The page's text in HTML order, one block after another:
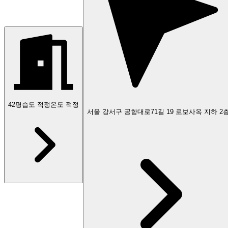
42평 습도 적정 온도 적정
서울 강서구 공항대로71길 19 로보사옥 지하 2